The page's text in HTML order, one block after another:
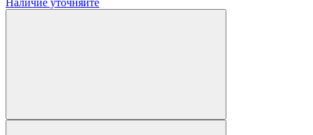
Наличие уточняйте